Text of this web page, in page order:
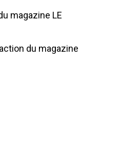
magazine LE
du magazine